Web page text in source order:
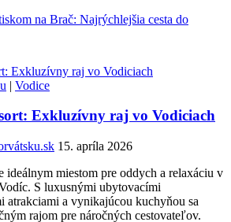
na Brač: Najrýchlejšia cesta do
| Vodice
Exkluzívny raj vo Vodiciach
15. apríla 2026
ideálnym miestom pre oddych a relaxáciu v
S luxusnými ubytovacími
atrakciami a vynikajúcou kuchyňou sa
rajom pre náročných cestovateľov.